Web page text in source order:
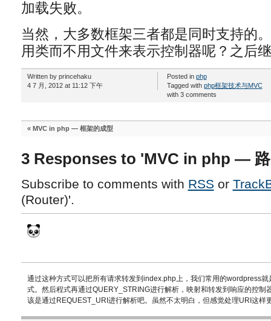
加载失败。
当然，大多数框架三者都是同时支持的
用类而不用文件来表示控制器呢？之后
Written by princehaku
4 7 月, 2012 at 11:12 下午
Posted in php
Tagged with php框架技术与MVC
with 3 comments
« MVC in php — 框架的成型
3 Responses to 'MVC in php —
Subscribe to comments with RSS or
(Router)'.
通过这种方式可以把所有请求转发到index.php上，我们常用的wordpress就
式。然后程式再通过QUERY_STRING进行解析，映射和转发到响应的控制
该是通过REQUEST_URI进行解析吧。虽然不太明白，但感觉处理URI这样